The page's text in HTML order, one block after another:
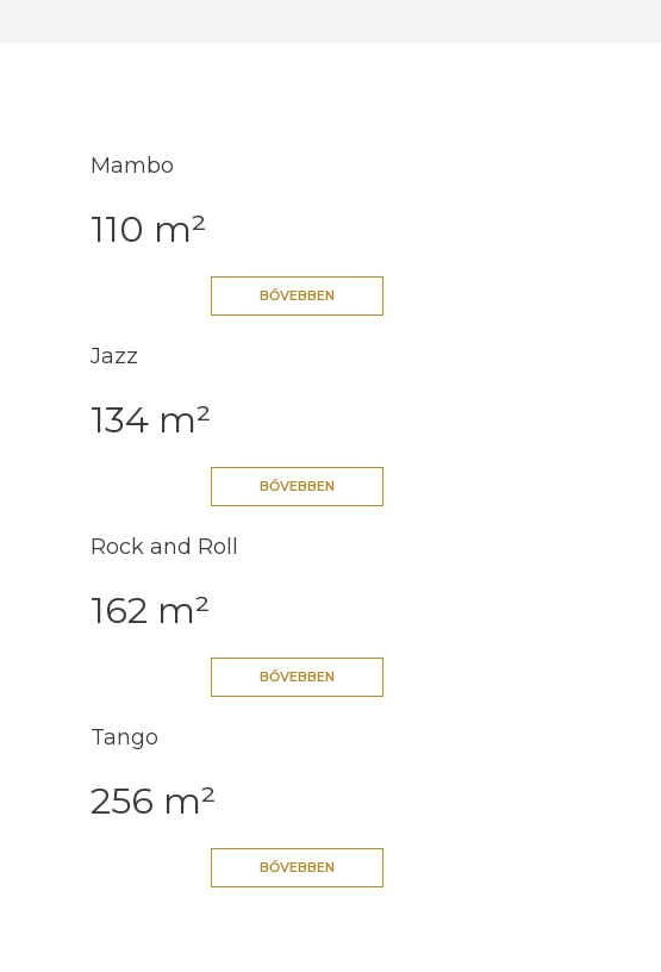
Mambo
110 m²
BŐVEBBEN
Jazz
134 m²
BŐVEBBEN
Rock and Roll
162 m²
BŐVEBBEN
Tango
256 m²
BŐVEBBEN